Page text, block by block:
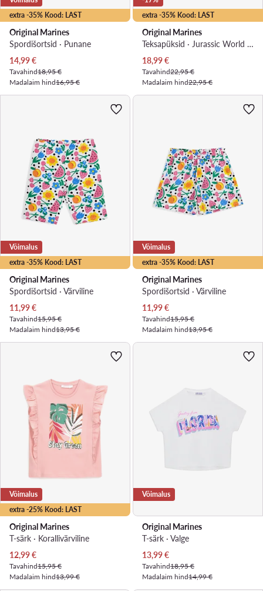
extra -35% Kood: LAST
Original Marines
Spordišortsid · Punane
Praegune hind
14,99€
Tavahind18,95 €
Madalaim hind16,95 €
extra -35% Kood: LAST
Original Marines
Teksapüksid · Jurassic World · Must
Praegune hind
18,99€
Tavahind22,95 €
Madalaim hind22,95 €
extra -35% Kood: LAST
Võimalus
Original Marines
Spordišortsid · Värviline
Praegune hind
11,99€
Tavahind15,95 €
Madalaim hind13,95 €
extra -35% Kood: LAST
Võimalus
Original Marines
Spordišortsid · Värviline
Praegune hind
11,99€
Tavahind15,95 €
Madalaim hind13,95 €
extra -25% Kood: LAST
Võimalus
Original Marines
T-särk · Korallivärviline
Praegune hind
12,99€
Tavahind15,95 €
Madalaim hind13,99 €
Võimalus
Original Marines
T-särk · Valge
Praegune hind
13,99€
Tavahind18,95 €
Madalaim hind14,99 €